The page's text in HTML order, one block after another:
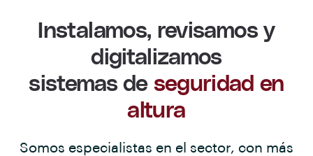
Instalamos, revisamos y
digitalizamos
sistemas de seguridad en
altura
Somos especialistas en el sector, con más